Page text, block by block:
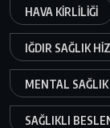
HAVA KIRLILIĞI
IĞDIR SAĞLIK
MENTAL SAĞLIK
SAĞLIKLI